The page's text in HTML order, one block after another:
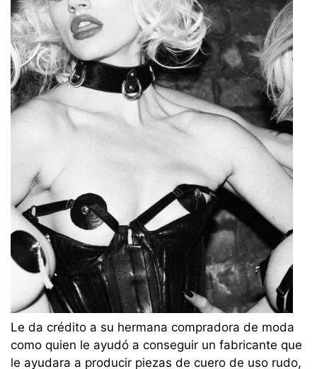
Le da crédito a su hermana compradora de moda
como quien le ayudó a conseguir un fabricante que
le ayudara a producir piezas de cuero de uso rudo,